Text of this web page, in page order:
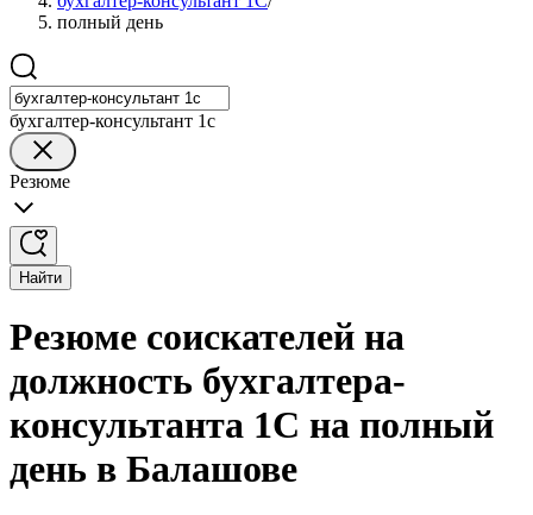
полный день
бухгалтер-консультант 1с
Резюме
Найти
Резюме соискателей на
должность бухгалтера-
консультанта 1С на полный
день в Балашове